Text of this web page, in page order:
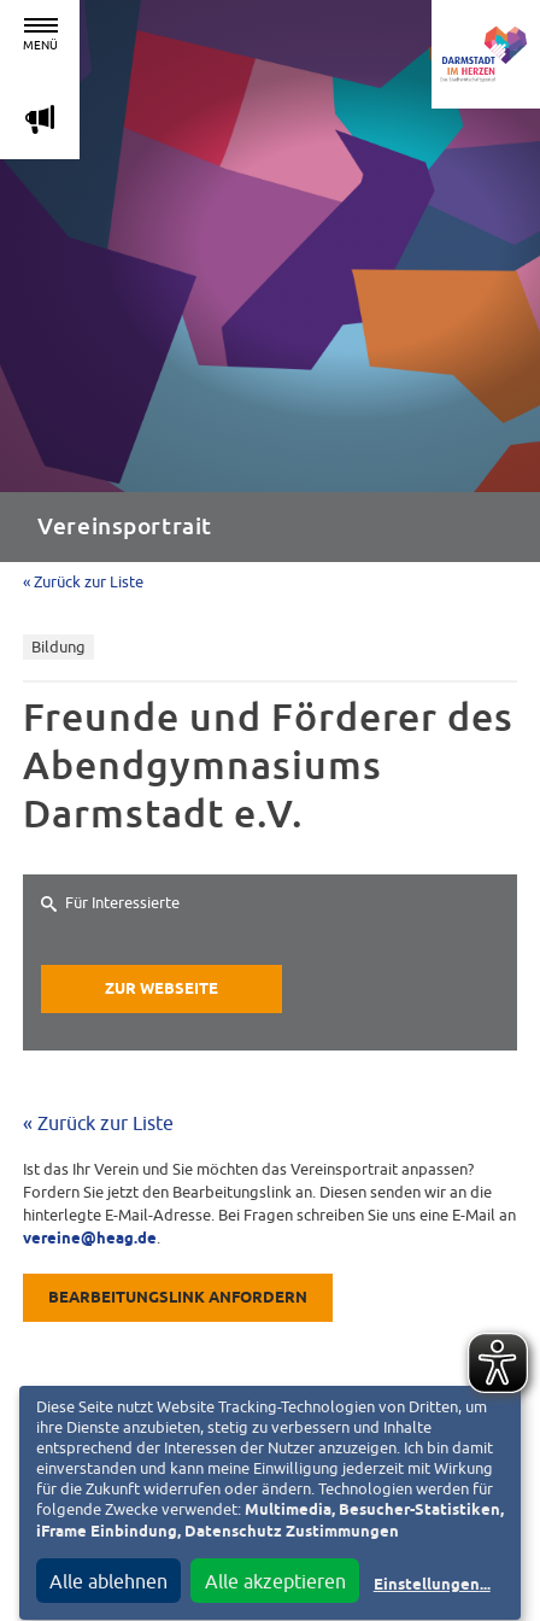
MENÜ
m
Vereinsportrait
« Zurück zur Liste
Bildung
Freunde und Förderer des
Abendgymnasiums
Darmstadt e.V.
Für Interessierte
ZUR WEBSEITE
« Zurück zur Liste
Ist das Ihr Verein und Sie möchten das Vereinsportrait anpassen?
Fordern Sie jetzt den Bearbeitungslink an. Diesen senden wir an die
hinterlegte E-Mail-Adresse. Bei Fragen schreiben Sie uns eine E-Mail an
vereine@heag.de
BEARBEITUNGSLINK ANFORDERN
Diese Seite nutzt Website Tracking-Technologien von Dritten, um
ihre Dienste anzubieten, stetig zu verbessern und Inhalte
entsprechend der Interessen der Nutzer anzuzeigen. Ich bin damit
einverstanden und kann meine Einwilligung jederzeit mit Wirkung
für die Zukunft widerrufen oder ändern. Technologien werden für
folgende Zwecke verwendet: Multimedia, Besucher-Statistiken,
iFrame Einbindung, Datenschutz Zustimmungen
Alle ablehnen Alle akzeptieren Einstellungen...